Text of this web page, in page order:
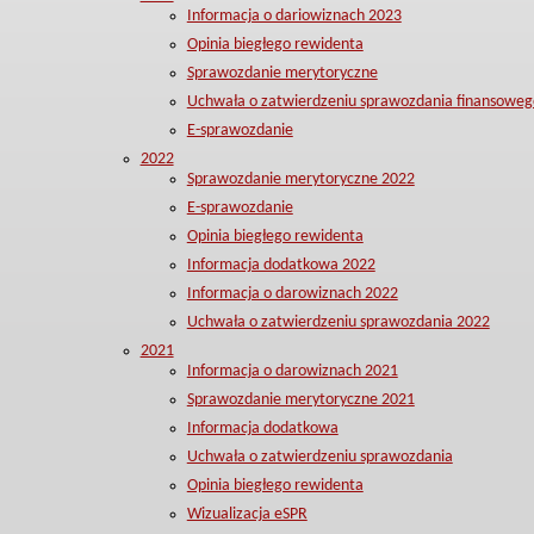
Informacja o dariowiznach 2023
Opinia biegłego rewidenta
Sprawozdanie merytoryczne
Uchwała o zatwierdzeniu sprawozdania
E-sprawozdanie
2022
Sprawozdanie merytoryczne 2022
E-sprawozdanie
Opinia biegłego rewidenta
Informacja dodatkowa 2022
Informacja o darowiznach 2022
Uchwała o zatwierdzeniu sprawozdania 2022
2021
Informacja o darowiznach 2021
Sprawozdanie merytoryczne 2021
Informacja dodatkowa
Uchwała o zatwierdzeniu sprawozdania
Opinia biegłego rewidenta
Wizualizacja eSPR